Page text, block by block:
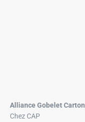
Alliance Gobelet Carton
Chez CAP